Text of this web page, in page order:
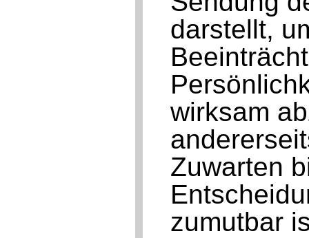
darstellt,
wirksam
Zuwarten
zumutbar